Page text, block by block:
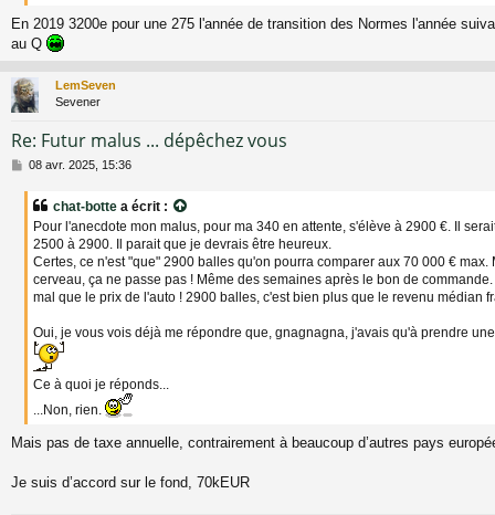
En 2019 3200e pour une 275 l'année de transition des Normes l'année
au Q
LemSeven
Sevener
Re: Futur malus ... dépêchez vous
M
08 avr. 2025, 15:36
chat-botte a écrit :
Pour l'anecdote mon malus, pour ma 340 en attente, s'élève à 2900 €. Il
2500 à 2900. Il parait que je devrais être heureux.
Certes, ce n'est "que" 2900 balles qu'on pourra comparer aux 70 000 € max.
cerveau, ça ne passe pas ! Même des semaines après le bon de
mal que le prix de l'auto ! 2900 balles, c'est bien plus que le revenu médian
Oui, je vous vois déjà me répondre que, gnagnagna, j'avais qu'à prendre
Ce à quoi je réponds...
...Non, rien.
Mais pas de taxe annuelle, contrairement à beaucoup d’autres pays
Je suis d’accord sur le fond, 70kEUR